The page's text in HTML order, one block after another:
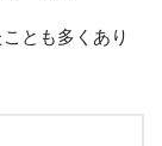
とも多くあり